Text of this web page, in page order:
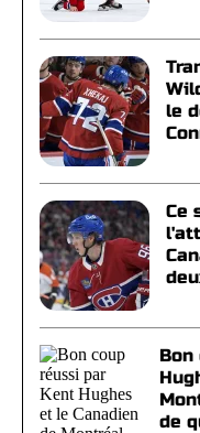
le
Ce
Bon
de